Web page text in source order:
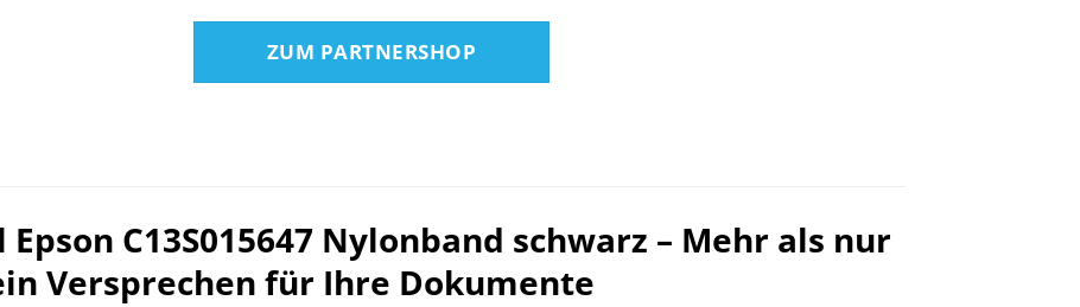
ZUM PARTNERSHOP
C13S015647 Nylonband schwarz – Mehr als nur
Versprechen für Ihre Dokumente